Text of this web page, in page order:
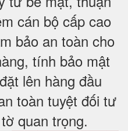
cán bộ cấp cao
bảo an toàn cho
tính bảo mật
lên hàng đầu
toàn tuyệt đối tư
quan trọng.